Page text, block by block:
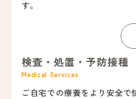
す。
検査・処置・予防接種
Medical Services
ご自宅での療養をより安全で